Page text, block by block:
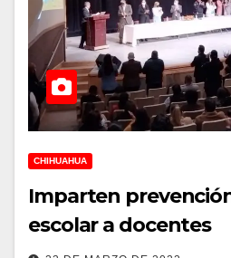
CHIHUAHUA
Imparten
escolar a docentes